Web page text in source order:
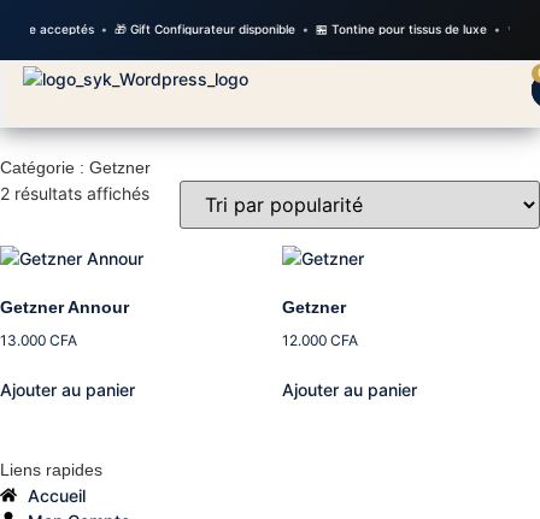
acceptés • 🎁 Gift Configurateur disponible • 🏪 Tontine pour tissus de luxe • ✨
Catégorie : Getzner
2 résultats affichés
Getzner Annour
13.000 CFA
Ajouter au panier
Getzner
12.000 CFA
Ajouter au panier
Liens rapides
Accueil